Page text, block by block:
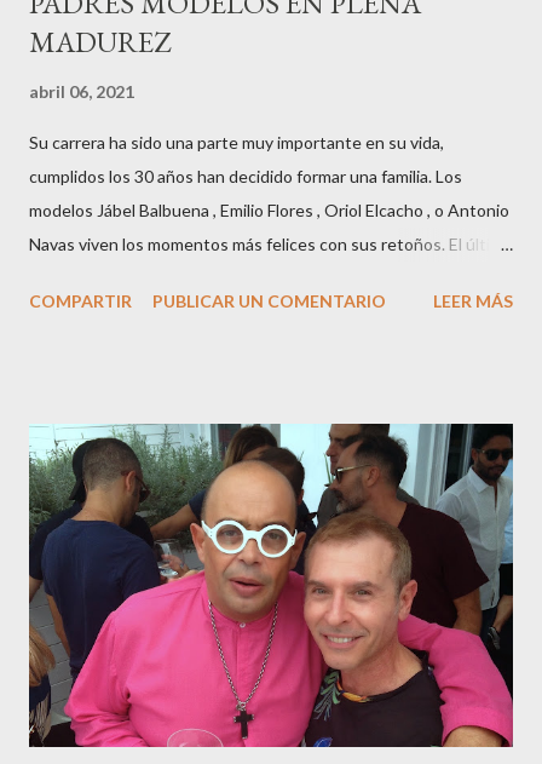
MADUREZ
abril 06, 2021
Su carrera ha sido una parte muy importante en su vida,
cumplidos los 30 años han decidido formar una familia. Los
modelos Jábel Balbuena , Emilio Flores , Oriol Elcacho , o Antonio
Navas viven los momentos más felices con sus retoños. El último
M ateo nació en Barcelona hace poco más de una semana. El top
haciéndole padre de un precioso niño. Marta ha sido toda una
campeona, durante los primeros 3 meses de embarazo tuvo que
guardar reposo debido a un síndrome llamado
“hiperemesisgravídica”.Pasados los meses fatídicos de
gestación Marta tiró adelante con el embarazo, ahora es una
mamá feliz. Otro de los modelos que ha sido padre este año ha
sido el madrileño, Emilio Flores , el top que desfiló en las mejores
pasarelas ...
COMPARTIR PUBLICAR UN COMENTARIO LEER MÁS